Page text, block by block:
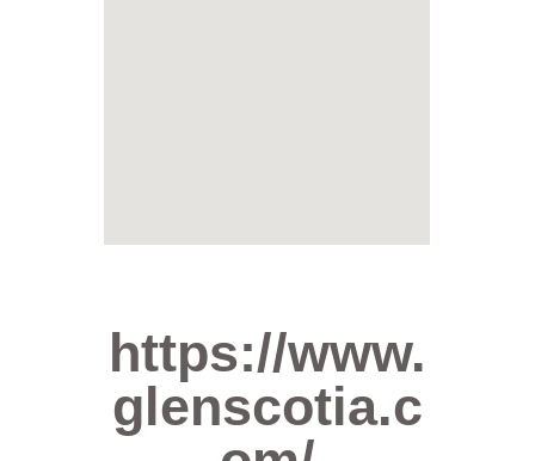
https://www.
glenscotia.c